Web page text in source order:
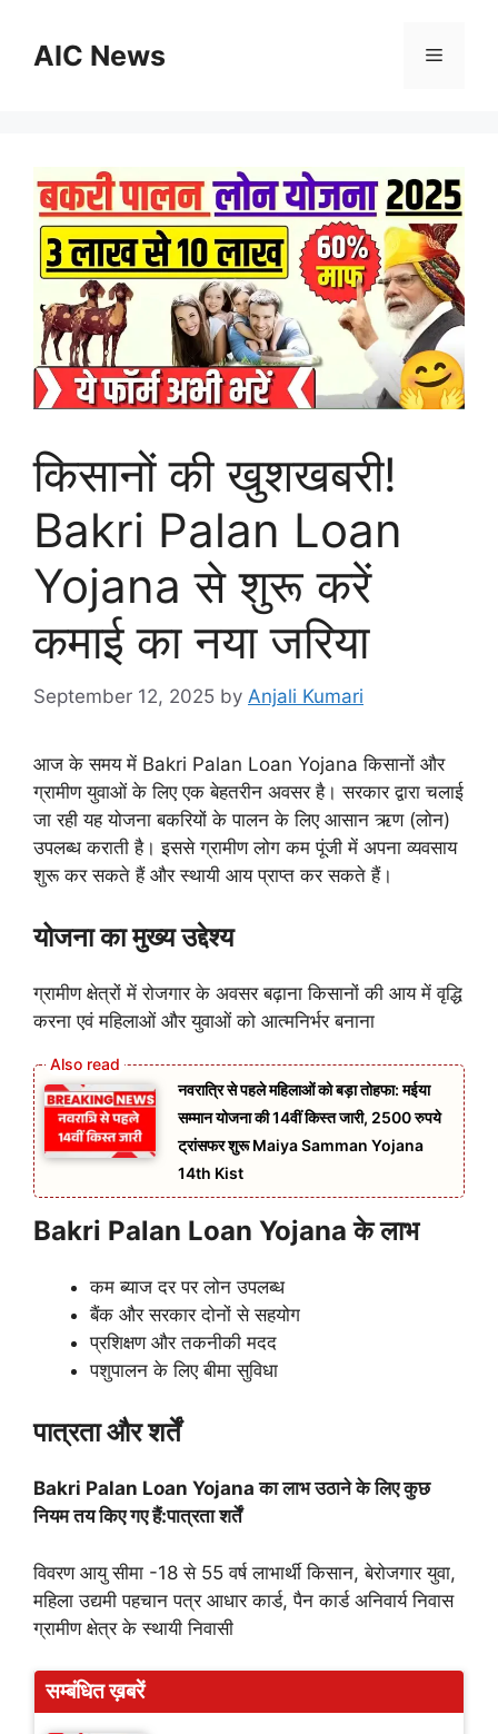
contentAIC News Menu
किसानों की खुशखबरी!
Bakri Palan Loan
Yojana से शुरू करें
कमाई का नया जरिया
September 12, 2025 by Anjali Kumari
आज के समय में Bakri Palan Loan Yojana किसानों और
ग्रामीण युवाओं के लिए एक बेहतरीन अवसर है। सरकार द्वारा चलाई
जा रही यह योजना बकरियों के पालन के लिए आसान ऋण (लोन)
उपलब्ध कराती है। इससे ग्रामीण लोग कम पूंजी में अपना व्यवसाय
शुरू कर सकते हैं और स्थायी आय प्राप्त कर सकते हैं।
योजना का मुख्य उद्देश्य
ग्रामीण क्षेत्रों में रोजगार के अवसर बढ़ाना किसानों की आय में वृद्धि
करना एवं महिलाओं और युवाओं को आत्मनिर्भर बनाना
नवरात्रि से पहले महिलाओं को बड़ा तोहफा: मईया
सम्मान योजना की 14वीं किस्त जारी, 2500 रुपये
ट्रांसफर शुरू Maiya Samman Yojana
14th Kist
Bakri Palan Loan Yojana के लाभ
कम ब्याज दर पर लोन उपलब्ध
बैंक और सरकार दोनों से सहयोग
प्रशिक्षण और तकनीकी मदद
पशुपालन के लिए बीमा सुविधा
पात्रता और शर्तें
Bakri Palan Loan Yojana का लाभ उठाने के लिए कुछ
नियम तय किए गए हैं:पात्रता शर्तें
विवरण आयु सीमा -18 से 55 वर्ष लाभार्थी किसान, बेरोजगार युवा,
महिला उद्यमी पहचान पत्र आधार कार्ड, पैन कार्ड अनिवार्य निवास
ग्रामीण क्षेत्र के स्थायी निवासी
सम्बंधित ख़बरें